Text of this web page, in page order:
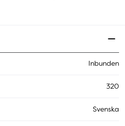
Inbunden
320
Svenska